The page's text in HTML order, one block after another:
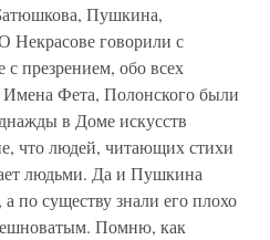
Пушкина,
Некрасове говорили с
презрением, обо всех
Имена Фета, Полонского были
в Доме искусств
что людей, читающих стихи
людьми. Да и Пушкина
по существу знали его плохо
Помню, как